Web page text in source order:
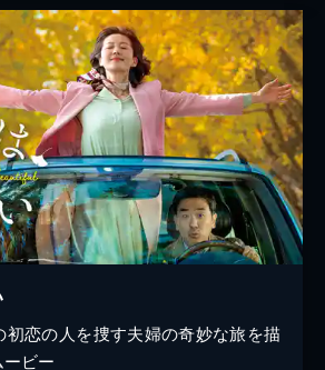
初恋の人を捜す夫婦の奇妙な旅を描
ービー